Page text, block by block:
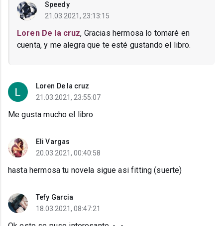
Speedy
21.03.2021, 23:13:15
Loren De la cruz, Gracias hermosa lo tomaré en
cuenta, y me alegra que te esté gustando el libro.
Loren De la cruz
21.03.2021, 23:55:07
Me gusta mucho el libro
Eli Vargas
20.03.2021, 00:40:58
hasta hermosa tu novela sigue asi fitting (suerte)
Tefy Garcia
18.03.2021, 08:47:21